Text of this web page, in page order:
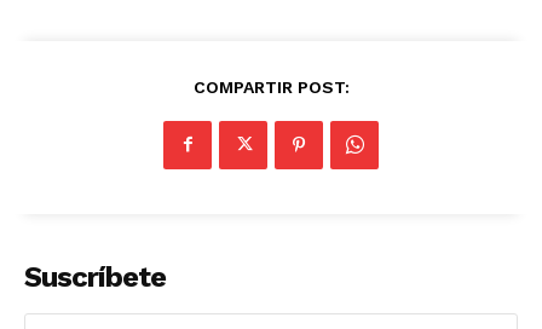
COMPARTIR POST:
Suscríbete